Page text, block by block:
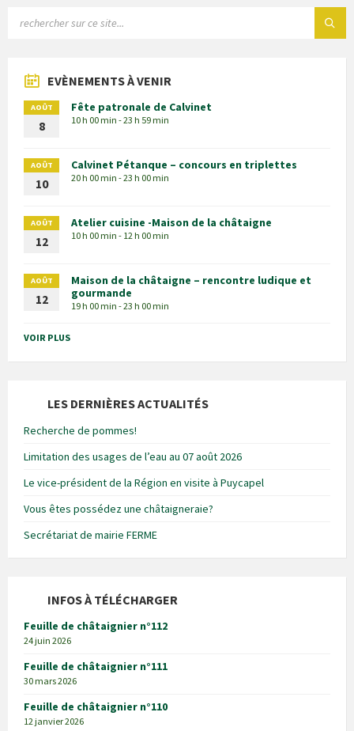
EVÈNEMENTS À VENIR
AOÛT
8
Fête patronale de Calvinet
10 h 00 min - 23 h 59 min
AOÛT
10
Calvinet Pétanque – concours en triplettes
20 h 00 min - 23 h 00 min
AOÛT
12
Atelier cuisine -Maison de la châtaigne
10 h 00 min - 12 h 00 min
AOÛT
12
Maison de la châtaigne – rencontre ludique et
gourmande
19 h 00 min - 23 h 00 min
VOIR PLUS
LES DERNIÈRES ACTUALITÉS
Recherche de pommes!
Limitation des usages de l’eau au 07 août 2026
Le vice-président de la Région en visite à Puycapel
Vous êtes possédez une châtaigneraie?
Secrétariat de mairie FERME
INFOS À TÉLÉCHARGER
Feuille de châtaignier n°112
24 juin 2026
Feuille de châtaignier n°111
30 mars 2026
Feuille de châtaignier n°110
12 janvier 2026